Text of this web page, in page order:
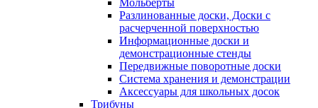
Мольберты
Разлинованные доски, Доски с
расчерченной поверхностью
Информационные доски и
демонстрационные стенды
Передвижные поворотные доски
Система хранения и демонстрации
Аксессуары для школьных досок
Трибуны